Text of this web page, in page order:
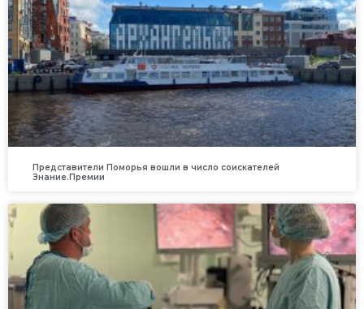
Представители Поморья вошли в число соискателей
Знание.Премии